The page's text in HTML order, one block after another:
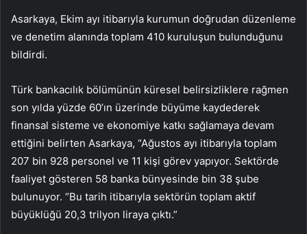
Asarkaya, Ekim ayı itibarıyla kurumun doğrudan düzenleme
ve denetim alanında toplam 410 kuruluşun bulunduğunu
bildirdi.
Türk bankacılık bölümünün küresel belirsizliklere rağmen
son yılda yüzde 60’ın üzerinde büyüme kaydederek
finansal sisteme ve ekonomiye katkı sağlamaya devam
ettiğini belirten Asarkaya, “Ağustos ayı itibarıyla toplam
207 bin 928 personel ve 11 kişi görev yapıyor. Sektörde
faaliyet gösteren 58 banka bünyesinde bin 38 şube
bulunuyor. “Bu tarih itibarıyla sektörün toplam aktif
büyüklüğü 20,3 trilyon liraya çıktı.”